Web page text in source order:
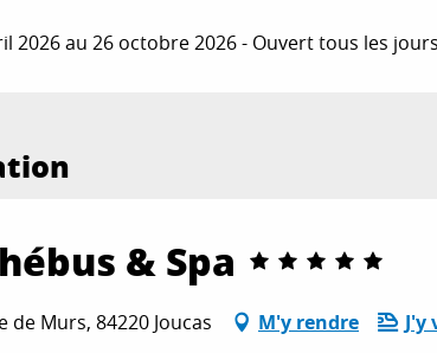
2026 au 26 octobre 2026 - Ouvert tous les jours
& Spa
de Murs, 84220 Joucas M'y rendre J'y